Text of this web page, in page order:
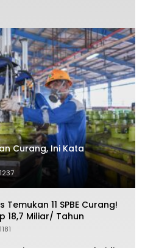
Curang, Ini Kata
1237
11 SPBE Curang!
18,7 Miliar/ Tahun
1181